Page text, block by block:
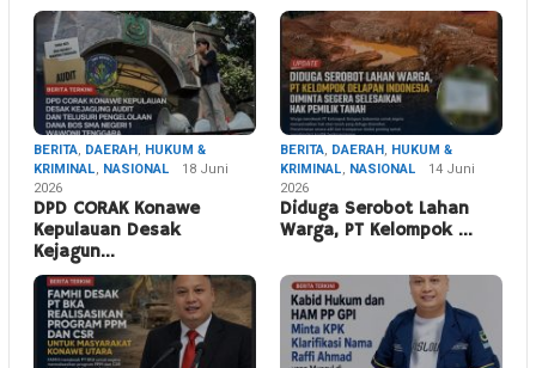
BERITA, DAERAH, HUKUM &
KRIMINAL, NASIONAL
18 Juni
2026
DPD CORAK Konawe
Kepulauan Desak
Kejagun…
BERITA, DAERAH, HUKUM &
KRIMINAL, NASIONAL
14 Juni
2026
Diduga Serobot Lahan
Warga, PT Kelompok …